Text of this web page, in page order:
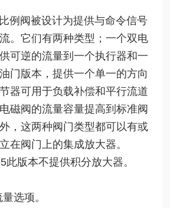
阀被设计为提供与命令信号
。它们有两种类型；一个双电
可逆的流量到一个执行器和一
门版本，提供一个单一的方向
器可用于负载补偿和平行流道
磁阀的流量容量提高到标准阀
，这两种阀门类型都可以有或
在阀门上的集成放大器。
版本不提供积分放大器。
选项。